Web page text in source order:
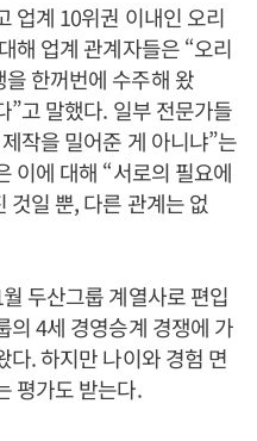
업계 10위권 이내인 오리
해 업계 관계자들은 “오리
한꺼번에 수주해 왔
”고 말했다. 일부 전문가들
작을 밀어준 게 아니냐”는
이에 대해 “서로의 필요에
것일 뿐, 다른 관계는 없
두산그룹 계열사로 편입
의 4세 경영승계 경쟁에 가
다. 하지만 나이와 경험 면
평가도 받는다.